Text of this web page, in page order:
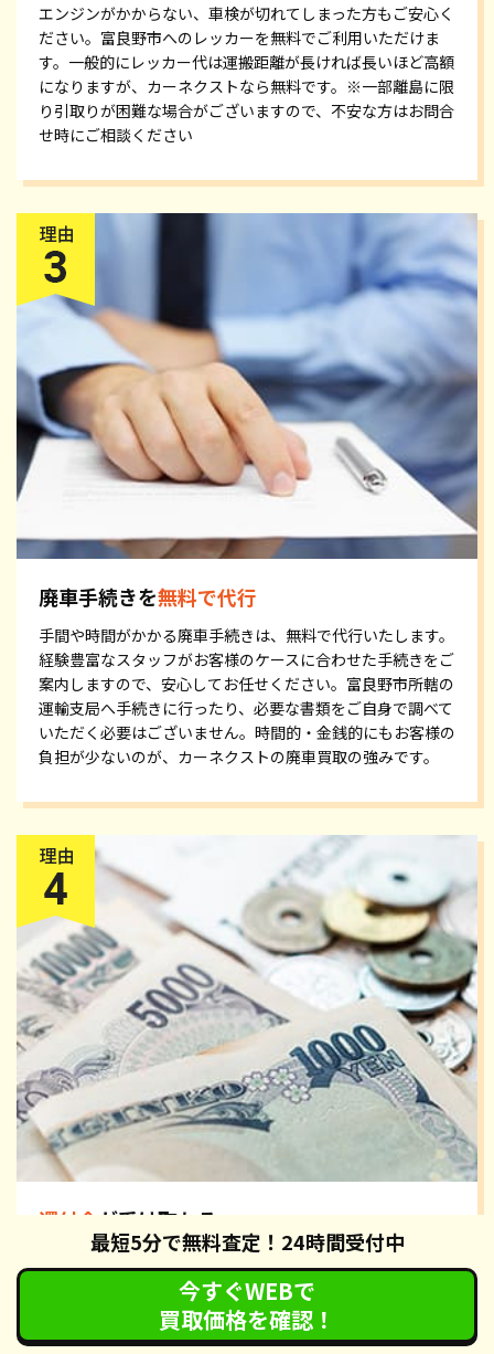
エンジンがかからない、車検が切れてしまった方もご安心く
ださい。富良野市へのレッカーを無料でご利用いただけま
す。一般的にレッカー代は運搬距離が長ければ長いほど高額
になりますが、カーネクストなら無料です。※一部離島に限
り引取りが困難な場合がございますので、不安な方はお問合
せ時にご相談ください
廃車手続きを無料で代行
手間や時間がかかる廃車手続きは、無料で代行いたします。
経験豊富なスタッフがお客様のケースに合わせた手続きをご
案内しますので、安心してお任せください。富良野市所轄の
運輸支局へ手続きに行ったり、必要な書類をご自身で調べて
いただく必要はございません。時間的・金銭的にもお客様の
負担が少ないのが、カーネクストの廃車買取の強みです。
還付金が受け取れる
カーネクストの廃車手続きでは、自動車税の還付手続きも無
料で対応させていただいております。手続き完了後、約2ヶ
月で各都道府県の税務署から還付通知が届きます。還付通
知・身分証明書・認印を指定された金融機関へお持ちいただ
最短5分で無料査定！24時間受付中
今すぐWEBで
買取価格を確認！